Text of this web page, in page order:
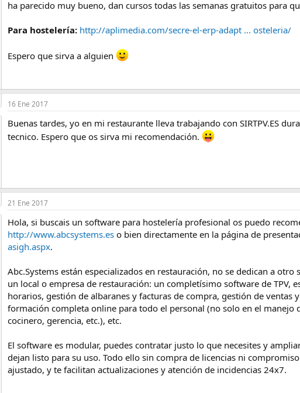
ha parecido muy bueno, dan cursos todas las semanas gratuitos para
Para hostelería: http://aplimedia.com/secre-el-erp-adapt ... osteleria/
Espero que sirva a alguien
16 Ene 2017
Buenas tardes, yo en mi restaurante lleva trabajando con SIRTPV.ES
tecnico. Espero que os sirva mi recomendación.
21 Ene 2017
Hola, si buscais un software para hostelería profesional os puedo
http://www.abcsystems.es o bien directamente en la página de
asigh.aspx.
Abc.Systems están especializados en restauración, no se dedican a
un local o empresa de restauración: un completísimo software de TPV,
horarios, gestión de albaranes y facturas de compra, gestión de
formación completa online para todo el personal (no solo en el
cocinero, gerencia, etc.), etc.
El software es modular, puedes contratar justo lo que necesites y
dejan listo para su uso. Todo ello sin compra de licencias ni
ajustado, y te facilitan actualizaciones y atención de incidencias 24x7.